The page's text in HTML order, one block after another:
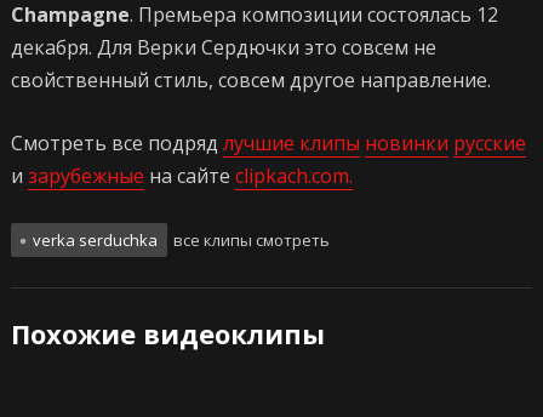
Champagne. Премьера композиции состоялась 12
декабря. Для Верки Сердючки это совсем не
свойственный стиль, совсем другое направление.
Смотреть все подряд лучшие клипы новинки русские
и зарубежные на сайте clipkach.com.
verka serduchka все клипы смотреть
Похожие видеоклипы